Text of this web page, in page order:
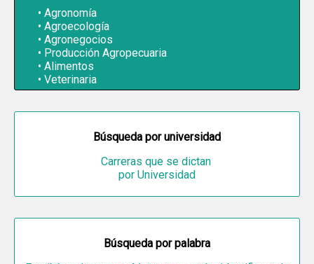
Agronomía
Agroecología
Agronegocios
Producción Agropecuaria
Alimentos
Veterinaria
Búsqueda por universidad
Carreras que se dictan
por Universidad
Búsqueda por palabra